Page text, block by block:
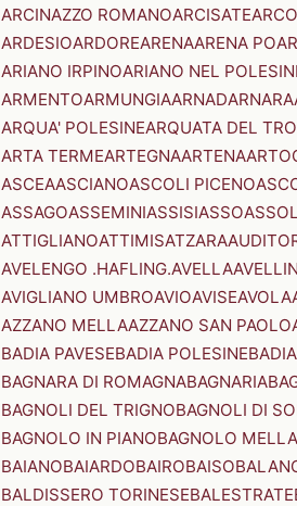
ARCINAZZO ROMANOARCISATEARCO
ARDESIOARDOREARENAARENA PO
ARIANO IRPINOARIANO NEL
ARMENTOARMUNGIAARNADARNARA
ARQUA' POLESINEARQUATA DEL
ARTA TERMEARTEGNAARTENA
ASCEAASCIANOASCOLI PICENO
ASSAGOASSEMINIASSISIASSO
ATTIGLIANOATTIMISATZARA
AVELENGO .HAFLING.AVELLA
AVIGLIANO UMBROAVIOAVISEAVOLA
AZZANO MELLAAZZANO SAN PAOLO
BADIA PAVESEBADIA POLESINE
BAGNARA DI ROMAGNABAGNARIA
BAGNOLI DEL TRIGNOBAGNOLI DI
BAGNOLO IN PIANOBAGNOLO MELLA
BAIANOBAIARDOBAIROBAISO
BALDISSERO TORINESEBALESTRATE